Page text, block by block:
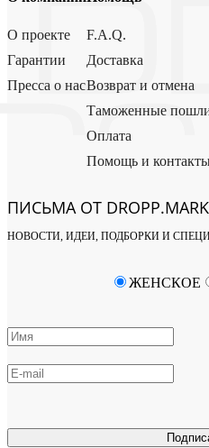
О проекте
Гарантии
Пресса о нас
F.A.Q.
Доставка
Возврат и отмена
Таможенные
Оплата
Помощь и
ПИСЬМА ОТ
НОВОСТИ, ИДЕИ, ПОДБОРКИ И
ЖЕНСКОЕ